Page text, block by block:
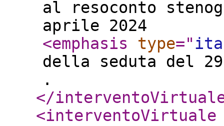
al resoconto
aprile 2024
<emphasis
type="
della seduta del
.
</
<interventoVirtuale